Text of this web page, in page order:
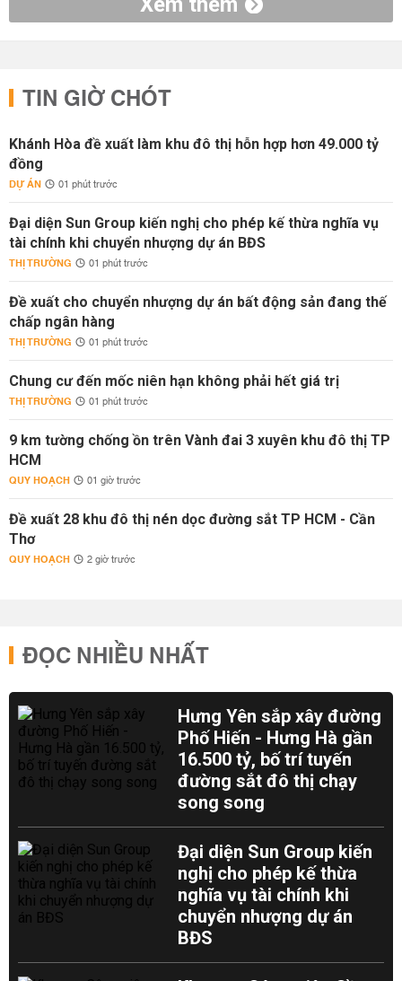
TIN GIỜ CHÓT
Khánh Hòa đề xuất làm khu đô thị hỗn hợp hơn 49.000 tỷ
đồng
DỰ ÁN 01 phút trước
Đại diện Sun Group kiến nghị cho phép kế thừa nghĩa vụ
tài chính khi chuyển nhượng dự án BĐS
THỊ TRƯỜNG 01 phút trước
Đề xuất cho chuyển nhượng dự án bất động sản đang thế
chấp ngân hàng
THỊ TRƯỜNG 01 phút trước
Chung cư đến mốc niên hạn không phải hết giá trị
THỊ TRƯỜNG 01 phút trước
9 km tường chống ồn trên Vành đai 3 xuyên khu đô thị TP
HCM
QUY HOẠCH 01 giờ trước
Đề xuất 28 khu đô thị nén dọc đường sắt TP HCM - Cần
Thơ
QUY HOẠCH 2 giờ trước
ĐỌC NHIỀU NHẤT
Hưng Yên sắp xây đường
Phố Hiến - Hưng Hà gần
16.500 tỷ, bố trí tuyến
đường sắt đô thị chạy
song song
Đại diện Sun Group kiến
nghị cho phép kế thừa
nghĩa vụ tài chính khi
chuyển nhượng dự án
BĐS